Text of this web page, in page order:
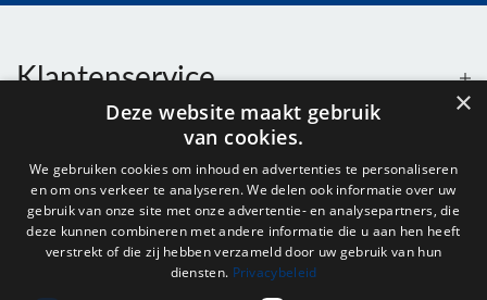
Klantenservice
Openingstijden
Nieuwsbrief
×
Deze website maakt gebruik
van cookies.
We gebruiken cookies om inhoud en advertenties te personaliseren
en om ons verkeer te analyseren. We delen ook informatie over uw
gebruik van onze site met onze advertentie- en analysepartners, die
deze kunnen combineren met andere informatie die u aan hen heeft
verstrekt of die zij hebben verzameld door uw gebruik van hun
diensten. Privacybeleid